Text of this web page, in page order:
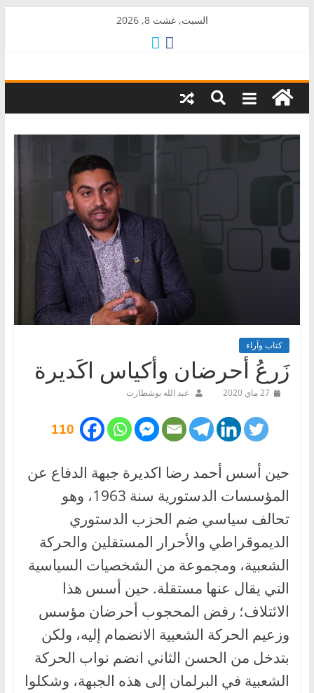
السبت, غشت 8, 2026
AkalPress
منبر
المغرب
كتاب وآراء
زَرعُ أحرضان وأكياس اكَديرة
27 ماي 2020 عبد الله بوشطارت
110
حين أسس أحمد رضا اكديرة جبهة الدفاع عن
المؤسسات الدستورية سنة 1963، وهو
تحالف سياسي ضم الحزب الدستوري
الديموقراطي والأحرار المستقلين والحركة
الشعبية، ومجموعة من الشخصيات السياسية
التي يقال عنها مستقلة. حين أسس هذا
الائتلاف؛ رفض المحجوب أحرضان مؤسس
وزعيم الحركة الشعبية الانضمام إليه، ولكن
بتدخل من الحسن الثاني انضم نواب الحركة
الشعبية في البرلمان إلى هذه الجبهة، وشكلوا